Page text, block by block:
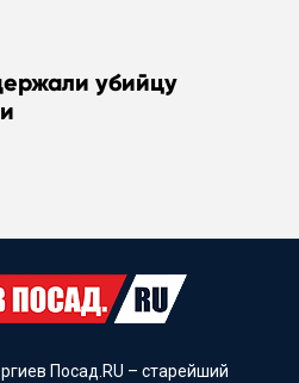
убийцу
Посад.RU – старейший